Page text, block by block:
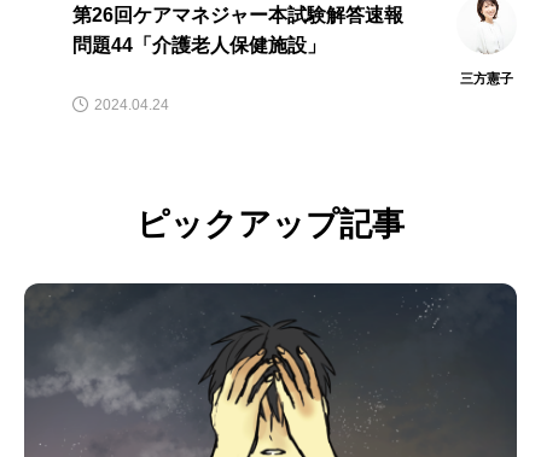
第26回ケアマネジャー本試験解答速報
問題44「介護老人保健施設」
三方憲子
2024.04.24
ピックアップ記事